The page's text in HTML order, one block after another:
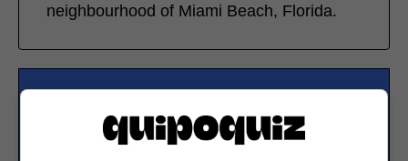
neighbourhood of Miami Beach, Florida.
newsletter